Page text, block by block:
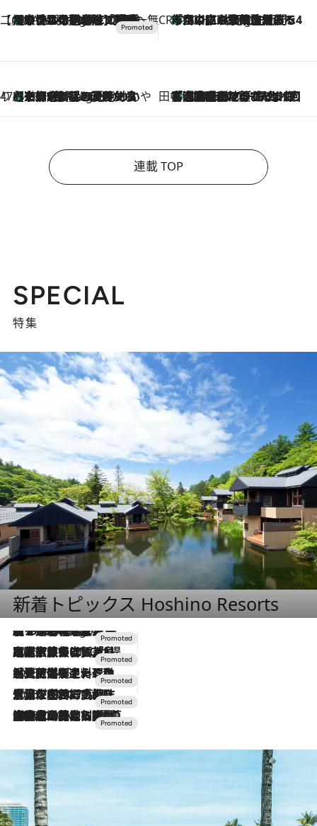
【CREA×星野リゾート】唯一無二。癒しと発見が待つ場所へ
8 Hours Ago
【トンボの足水浴】ヒノキの香りに包まれて涼感マックス！約13℃の湧水かけ流しを避暑地「星野温泉 トンボの湯」で体験 CREA'S CHOICE
10 Hours Ago
「立川にも歌舞伎があるんだよ」 片岡仁左衛門・市川中車ら豪華座組みで4年目の立川立飛歌舞伎へ
47都道府県の手みやげ ひんやりスイーツで夏を満喫
10 Hours Ago
【京都府】この夏絶対食べたい 冷やしておいしいおやつ3選 ひと口目から心を掴む新緑のテリーヌ 田中稲の勝手に再ブーム
2026.8.7
「湘南乃風に憧れて」観客大盛上がりの“タオル回し”に、ラッパー顔負けの高速歌唱まで…さだまさし（74）のアグレッシブすぎる現在地
連載 TOP
SPECIAL
特集
新着トピックス Hoshino Resorts
8 Hours Ago
【トンボの足水浴】ヒノキの香りに包まれて涼感マックス！約13℃の湧水かけ流しを避暑地「星野温泉 トンボの湯」で体験
2026.7.31
【ホテル帰省】という選択肢をOMOが提案。家族とほどよい距離を保つには「昼は実家、夜は気兼ねなくホテルで！」
2026.7.24
【夏限定ディナーコース】旬を迎える稚鮎や花ズッキーニなどをイタリア・トスカーナの郷土料理の手法で満喫！
2026.7.17
「土佐和ハーブかき氷」がOMO7高知に登場！生姜、山椒、大葉など目にも舌にも涼を呼ぶ郷土の味
2026.7.10
NEW OPEN！【界 草津】名湯の地に誕生。趣の異なる2種の温泉と上州ならではの会席・蕎麦割烹など美食を味わう究極の癒やし旅